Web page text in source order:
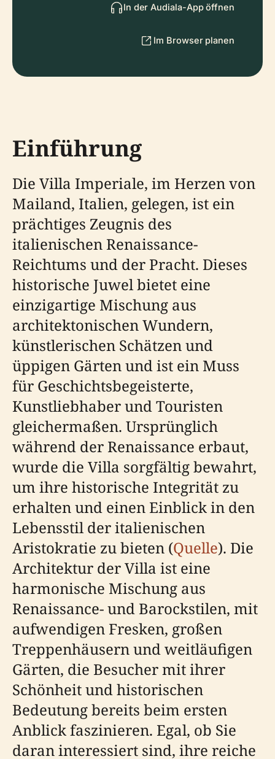
In der Audiala-App öffnen
Im Browser planen
Einführung
Die Villa Imperiale, im Herzen von
Mailand, Italien, gelegen, ist ein
prächtiges Zeugnis des
italienischen Renaissance-
Reichtums und der Pracht. Dieses
historische Juwel bietet eine
einzigartige Mischung aus
architektonischen Wundern,
künstlerischen Schätzen und
üppigen Gärten und ist ein Muss
für Geschichtsbegeisterte,
Kunstliebhaber und Touristen
gleichermaßen. Ursprünglich
während der Renaissance erbaut,
wurde die Villa sorgfältig bewahrt,
um ihre historische Integrität zu
erhalten und einen Einblick in den
Lebensstil der italienischen
Aristokratie zu bieten (Quelle). Die
Architektur der Villa ist eine
harmonische Mischung aus
Renaissance- und Barockstilen, mit
aufwendigen Fresken, großen
Treppenhäusern und weitläufigen
Gärten, die Besucher mit ihrer
Schönheit und historischen
Bedeutung bereits beim ersten
Anblick faszinieren. Egal, ob Sie
daran interessiert sind, ihre reiche